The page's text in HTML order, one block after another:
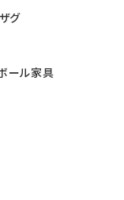
グ
ール家具